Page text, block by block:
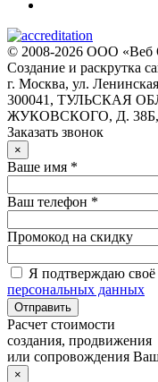
© 2008-2026 ООО «Веб
Создание и раскрутка
г. Москва, ул.
300041, ТУЛЬСКАЯ
ЖУКОВСКОГО, Д.
Заказать звонок
×
Ваше имя *
Ваш телефон *
Промокод на скидку
Я подтверждаю своё
персональных данных
Отправить
Расчет стоимости
создания, продвижения
или сопровождения
×